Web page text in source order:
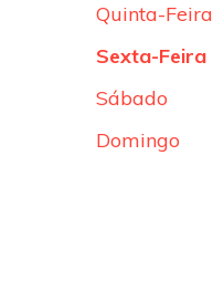
Quinta-Feira
Sexta-Feira
Sábado
Domingo